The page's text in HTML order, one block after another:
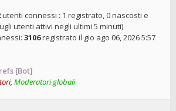
utenti connessi : 1 registrato, 0 nascosti e
utenti attivi negli ultimi 5 minuti)
3106registrato il gio ago 06, 2026 5:57
[Bot]
, Moderatori globali